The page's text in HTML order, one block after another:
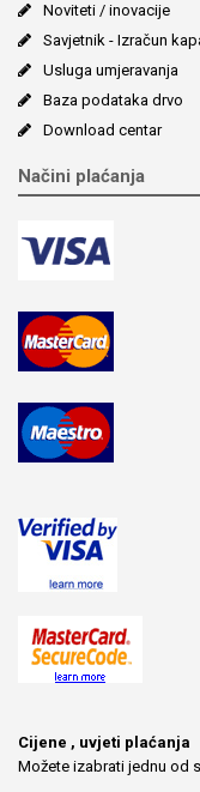
Noviteti / inovacije
Savjetnik - Izračun
Usluga umjeravanja
Baza podataka drvo
Download centar
Načini plaćanja
Cijene , uvjeti plaćanja
Možete izabrati jednu od